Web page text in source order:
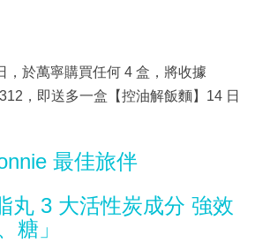
，於萬寧購買任何 4 盒，將收據
，即送多一盒【控油解飯麵】14 日
最佳旅伴
丸 3 大活性炭成分 強效
糖」